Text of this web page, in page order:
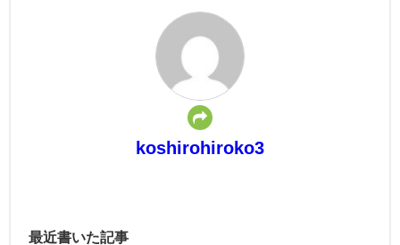
koshirohiroko3
最近書いた記事